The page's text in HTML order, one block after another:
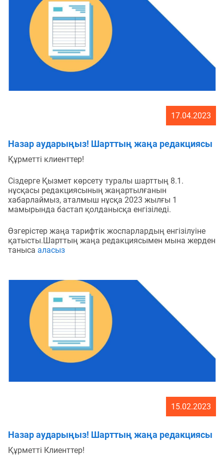
растау.
компанияның деректемелері түріндегі заңды
ақпарат қажет.
17.04.2023
Назар аударыңыз! Шарттың жаңа редакциясы
Құрметті клиенттер!
Сіздерге Қызмет көрсету туралы шарттың 8.1.
нұсқасы редакциясының жаңартылғанын
хабарлаймыз, аталмыш нұсқа 2023 жылғы 1
мамырында бастап қолданысқа енгізіледі.
Өзгерістер жаңа тарифтік жоспарлардың енгізілуіне
қатысты.Шарттың жаңа редакциясымен мына жерден
таныса аласыз
15.02.2023
Назар аударыңыз! Шарттың жаңа редакциясы
Құрметті Клиенттер!